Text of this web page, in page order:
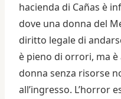
hacienda di Cañas è
dove una donna del
diritto legale di
è pieno di orrori, ma
donna senza risorse
all’ingresso. L’horror